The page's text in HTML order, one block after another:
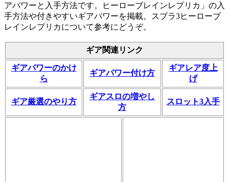
アパワーと入手方法です。ヒーローブレインレプリカ」の入
手方法や付きやすいギアパワーを掲載。スプラ3ヒーローブ
レインレプリカについて参考にどうぞ。
ギア関連リンク
ギアパワーのかけ
ら
ギアパワー付け方
ギアレア度上
げ
ギア厳選のやり方
ギアスロの増やし
方
スロット3入手